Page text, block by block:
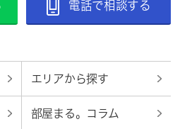
電話で相談する
エリアから探す
部屋まる。コラム